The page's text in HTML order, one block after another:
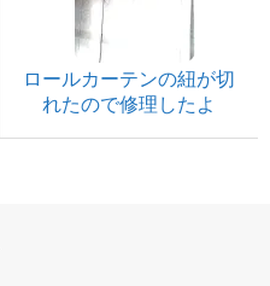
ロールカーテンの紐が切
れたので修理したよ